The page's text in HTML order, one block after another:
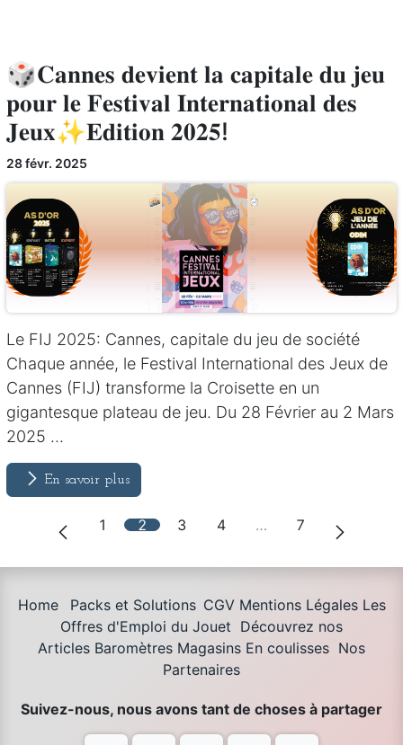
🎲𝐂𝐚𝐧𝐧𝐞𝐬 𝐝𝐞𝐯𝐢𝐞𝐧𝐭 𝐥𝐚 𝐜𝐚𝐩𝐢𝐭𝐚𝐥𝐞 𝐝𝐮 𝐣𝐞𝐮
𝐩𝐨𝐮𝐫 𝐥𝐞 𝐅𝐞𝐬𝐭𝐢𝐯𝐚𝐥 𝐈𝐧𝐭𝐞𝐫𝐧𝐚𝐭𝐢𝐨𝐧𝐚𝐥 𝐝𝐞𝐬
𝐉𝐞𝐮𝐱✨𝐄𝐝𝐢𝐭𝐢𝐨𝐧 𝟐𝟎𝟐𝟓!
28 févr. 2025
Le FIJ 2025: Cannes, capitale du jeu de société
Chaque année, le Festival International des Jeux de
Cannes (FIJ) transforme la Croisette en un
gigantesque plateau de jeu. Du 28 Février au 2 Mars
2025 ...
En savoir plus
1 2 3 4 … 7
Home Packs et Solutions CGV Mentions Légales Les
Offres d'Emploi du Jouet Découvrez nos
Articles Baromètres Magasins En coulisses Nos
Partenaires
Suivez-nous, nous avons tant de choses à partager